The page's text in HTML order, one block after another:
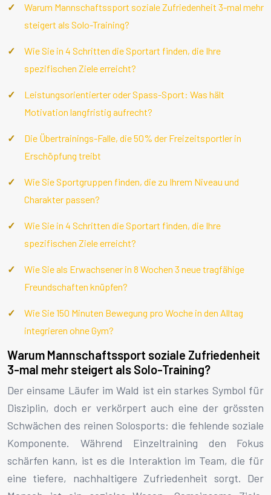
Warum Mannschaftssport soziale Zufriedenheit 3-mal mehr
steigert als Solo-Training?
Wie Sie in 4 Schritten die Sportart finden, die Ihre
spezifischen Ziele erreicht?
Leistungsorientierter oder Spass-Sport: Was hält
Motivation langfristig aufrecht?
Die Übertrainings-Falle, die 50% der Freizeitsportler in
Erschöpfung treibt
Wie Sie Sportgruppen finden, die zu Ihrem Niveau und
Charakter passen?
Wie Sie in 4 Schritten die Sportart finden, die Ihre
spezifischen Ziele erreicht?
Wie Sie als Erwachsener in 8 Wochen 3 neue tragfähige
Freundschaften knüpfen?
Wie Sie 150 Minuten Bewegung pro Woche in den Alltag
integrieren ohne Gym?
Warum Mannschaftssport soziale Zufriedenheit
3-mal mehr steigert als Solo-Training?
Der einsame Läufer im Wald ist ein starkes Symbol für
Disziplin, doch er verkörpert auch eine der grössten
Schwächen des reinen Solosports: die fehlende soziale
Komponente. Während Einzeltraining den Fokus
schärfen kann, ist es die Interaktion im Team, die für
eine tiefere, nachhaltigere Zufriedenheit sorgt. Der